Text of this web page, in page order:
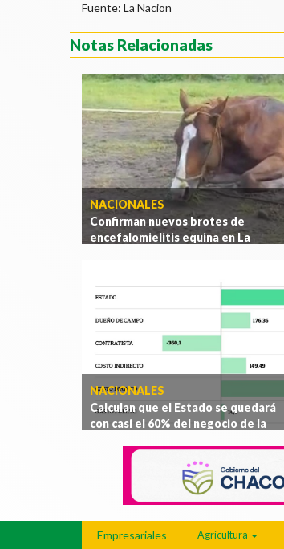
Fuente: La Nacion
Notas Relacionadas
NACIONALES
Confirman nuevos brotes de
encefalomielitis equina en La
NACIONALES
Calculan que el Estado se quedará
con casi el 60% del negocio de la
productores
Empresariales Agricultura